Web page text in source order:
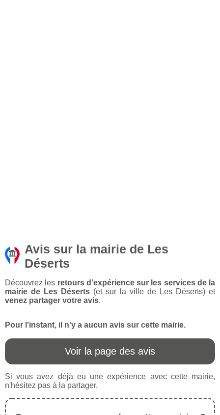
Avis sur la mairie de Les
Déserts
Découvrez les retours d'expérience sur les services de la
mairie de Les Déserts (et sur la ville de Les Déserts) et
venez partager votre avis.
Pour l'instant, il n'y a aucun avis sur cette mairie.
Voir la page des avis
Si vous avez déjà eu une expérience avec cette mairie,
n'hésitez pas à la partager.